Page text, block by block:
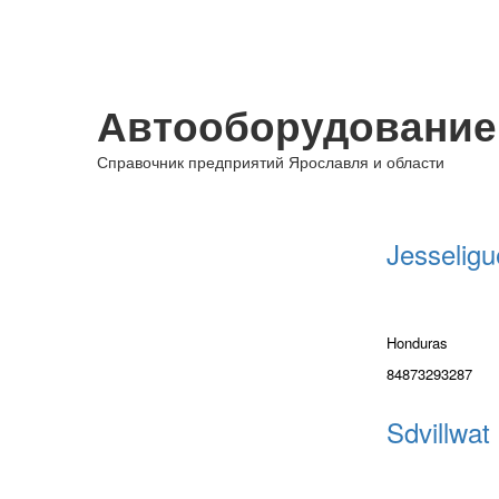
Автооборудование
Справочник предприятий Ярославля и области
Honduras
84873293287
Sdvillwat